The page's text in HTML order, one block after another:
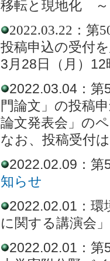
移転と現地化 ～
2022.03.22：第
投稿申込の受付
3月28日（月）
2022.03.04：第
門論文」の投稿
論文発表会」の
なお、投稿受付
2022.02.09：
知らせ
2022.02.01：
に関する講演会
2022.02.01：